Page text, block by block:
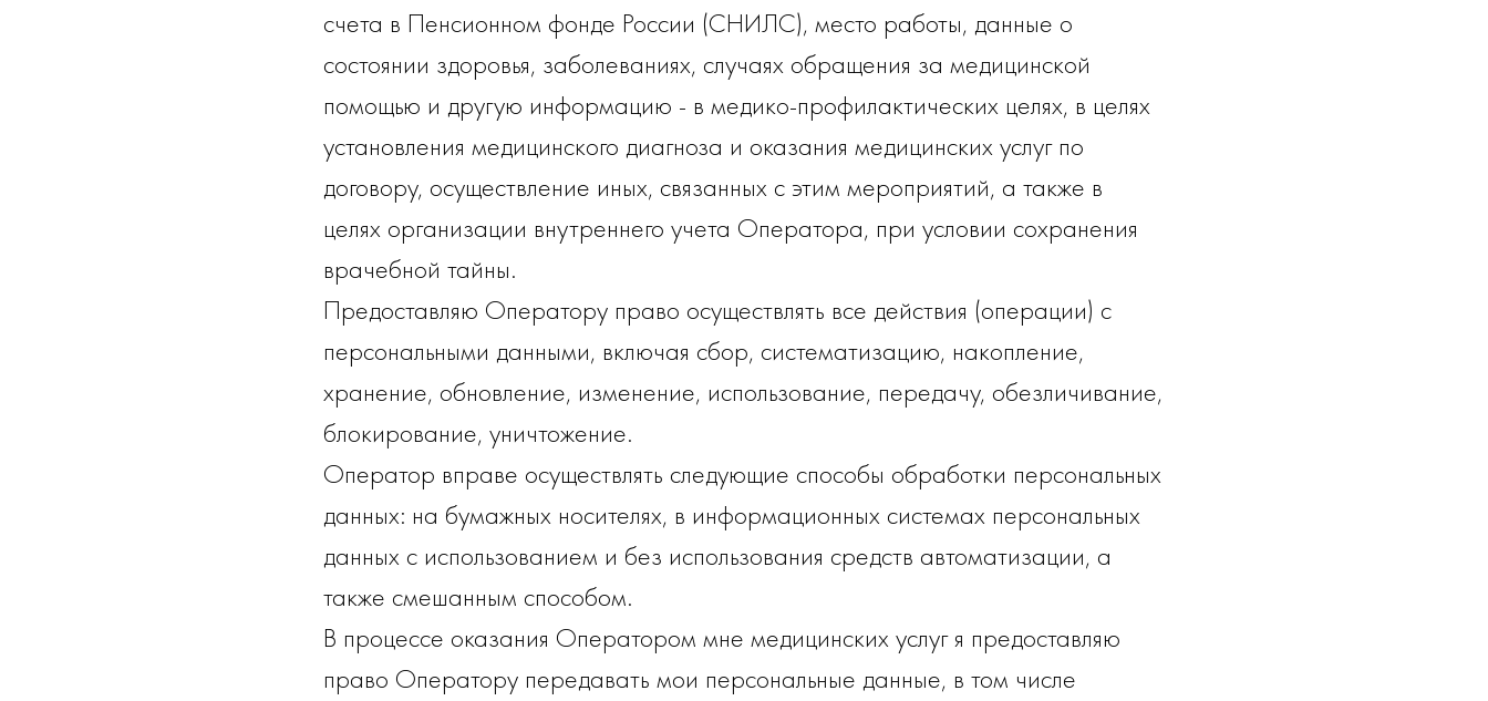
счета в Пенсионном фонде России (СНИЛС), место работы, данные о
состоянии здоровья, заболеваниях, случаях обращения за медицинской
помощью и другую информацию - в медико-профилактических целях, в целях
установления медицинского диагноза и оказания медицинских услуг по
договору, осуществление иных, связанных с этим мероприятий, а также в
целях организации внутреннего учета Оператора, при условии сохранения
врачебной тайны.
Предоставляю Оператору право осуществлять все действия (операции) с
персональными данными, включая сбор, систематизацию, накопление,
хранение, обновление, изменение, использование, передачу, обезличивание,
блокирование, уничтожение.
Оператор вправе осуществлять следующие способы обработки персональных
данных: на бумажных носителях, в информационных системах персональных
данных с использованием и без использования средств автоматизации, а
также смешанным способом.
В процессе оказания Оператором мне медицинских услуг я предоставляю
право Оператору передавать мои персональные данные, в том числе